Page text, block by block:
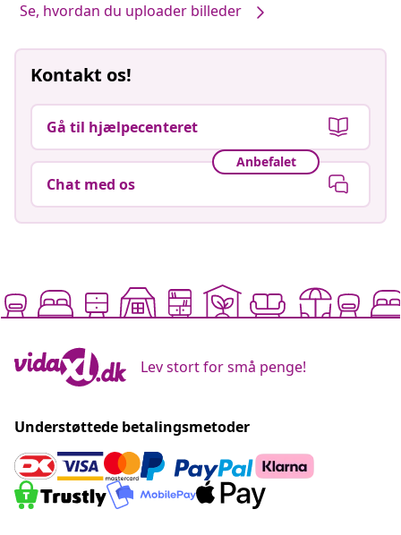
Se, hvordan du uploader billeder
Kontakt os!
Gå til hjælpecenteret
Anbefalet
Chat med os
Lev stort for små penge!
Understøttede betalingsmetoder